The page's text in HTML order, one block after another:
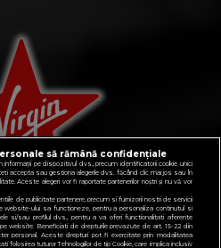
să rămână confidențiale
pe dispozitivul dvs., precum identificatorii cookie unici
accepta sau gestiona alegerile dvs. făcând clic mai jos sau în
Aceste alegeri vor fi raportate partenerilor noștri și nu vă vor
de publicitate partenere, precum si furnizorii nostri de servicii
website-ului sa functioneze, pentru a personaliza continutul si
si/sau profilul dvs., pentru a va oferi functionalitati aferente
website. Beneficiati de drepturile prevazute de art. 15-22 din
personal. Aceste drepturi pot fi exercitate prin modalitatea
folosirea tuturor Tehnologiilor de tip Cookie, care implica inclusiv